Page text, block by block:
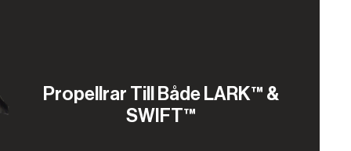
Propellrar Till Både LARK™ &
SWIFT™